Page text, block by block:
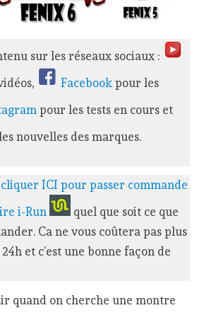
sur les réseaux sociaux :
Facebookpour les
pour les tests en cours et
nouvelles des marques.
ICI pour passer commande
i-Run
quel que soit ce que
Ca ne vous coûtera pas plus
et c’est une bonne façon de
quand on cherche une montre